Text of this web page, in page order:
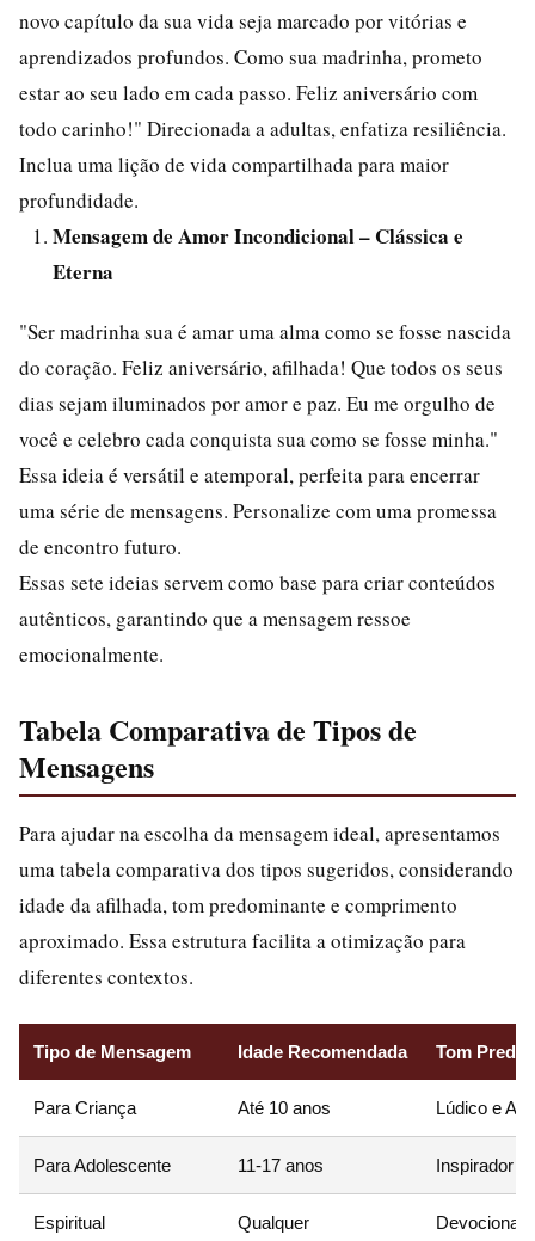
novo capítulo da sua vida seja marcado por vitórias e
aprendizados profundos. Como sua madrinha, prometo
estar ao seu lado em cada passo. Feliz aniversário com
todo carinho!" Direcionada a adultas, enfatiza resiliência.
Inclua uma lição de vida compartilhada para maior
profundidade.
Mensagem de Amor Incondicional – Clássica e
Eterna
"Ser madrinha sua é amar uma alma como se fosse nascida
do coração. Feliz aniversário, afilhada! Que todos os seus
dias sejam iluminados por amor e paz. Eu me orgulho de
você e celebro cada conquista sua como se fosse minha."
Essa ideia é versátil e atemporal, perfeita para encerrar
uma série de mensagens. Personalize com uma promessa
de encontro futuro.
Essas sete ideias servem como base para criar conteúdos
autênticos, garantindo que a mensagem ressoe
emocionalmente.
Tabela Comparativa de Tipos de
Mensagens
Para ajudar na escolha da mensagem ideal, apresentamos
uma tabela comparativa dos tipos sugeridos, considerando
idade da afilhada, tom predominante e comprimento
aproximado. Essa estrutura facilita a otimização para
diferentes contextos.
Tipo de Mensagem Idade Recomendada Tom
Para Criança Até 10 anos Lúdico e
Para Adolescente 11-17 anos Inspirador e
Espiritual Qualquer Devocional